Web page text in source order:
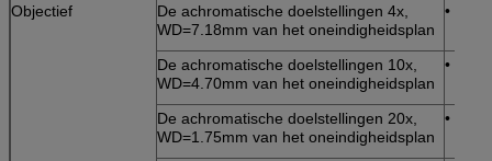
Objectief
De achromatische doelstellingen 4x,
WD=7.18mm van het oneindigheidsplan
•
De achromatische doelstellingen 10x,
WD=4.70mm van het oneindigheidsplan
•
De achromatische doelstellingen 20x,
WD=1.75mm van het oneindigheidsplan
•